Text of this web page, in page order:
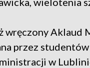
wręczony Aklaud
przez
w